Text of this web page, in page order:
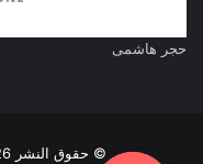
حجر هاشمى
© حقوق النشر 2026، جميع الحقوق محفوظة |